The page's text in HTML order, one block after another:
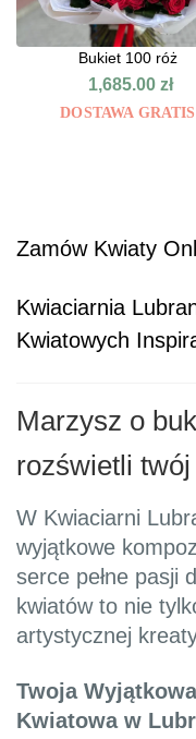
Bukiet 100 róż
1,685.00zł
DOSTAWA GRATIS
Zamów Kwiaty
Kwiaciarnia
Kwiatowych
Marzysz o
rozświetli
W Kwiaciarni
wyjątkowe
serce pełne pasji
kwiatów to nie
artystycznej
Twoja
Kwiatowa w